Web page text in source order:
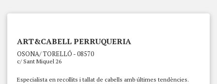
ART&CABELL PERRUQUERIA
OSONA/ TORELLÓ - 08570
c/ Sant Miquel 26
Especialista en recollits i tallat de cabells amb últimes tendències.